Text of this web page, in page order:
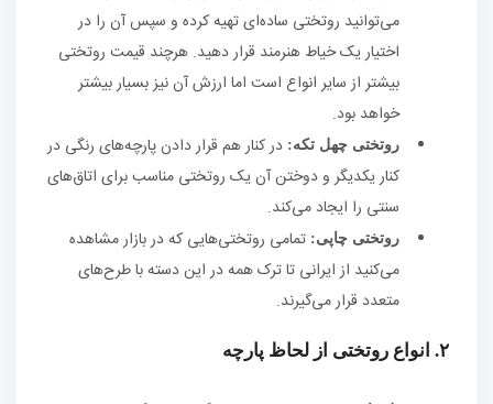
می‌توانید روتختی ساده‌ای تهیه کرده و سپس آن را در
اختیار یک خیاط هنرمند قرار دهید. هرچند قیمت روتختی
بیشتر از سایر انواع است اما ارزش آن نیز بسیار بیشتر
خواهد بود.
روتختی چهل تکه: در کنار هم قرار دادن پارچه‌های رنگی در
کنار یکدیگر و دوختن آن یک روتختی مناسب برای اتاق‌های
سنتی را ایجاد می‌کند.
روتختی چاپی: تمامی روتختی‌هایی که در بازار مشاهده
می‌کنید از ایرانی تا ترک همه در این دسته با طرح‌های
متعدد قرار می‌گیرند.
۲. انواع روتختی از لحاظ پارچه